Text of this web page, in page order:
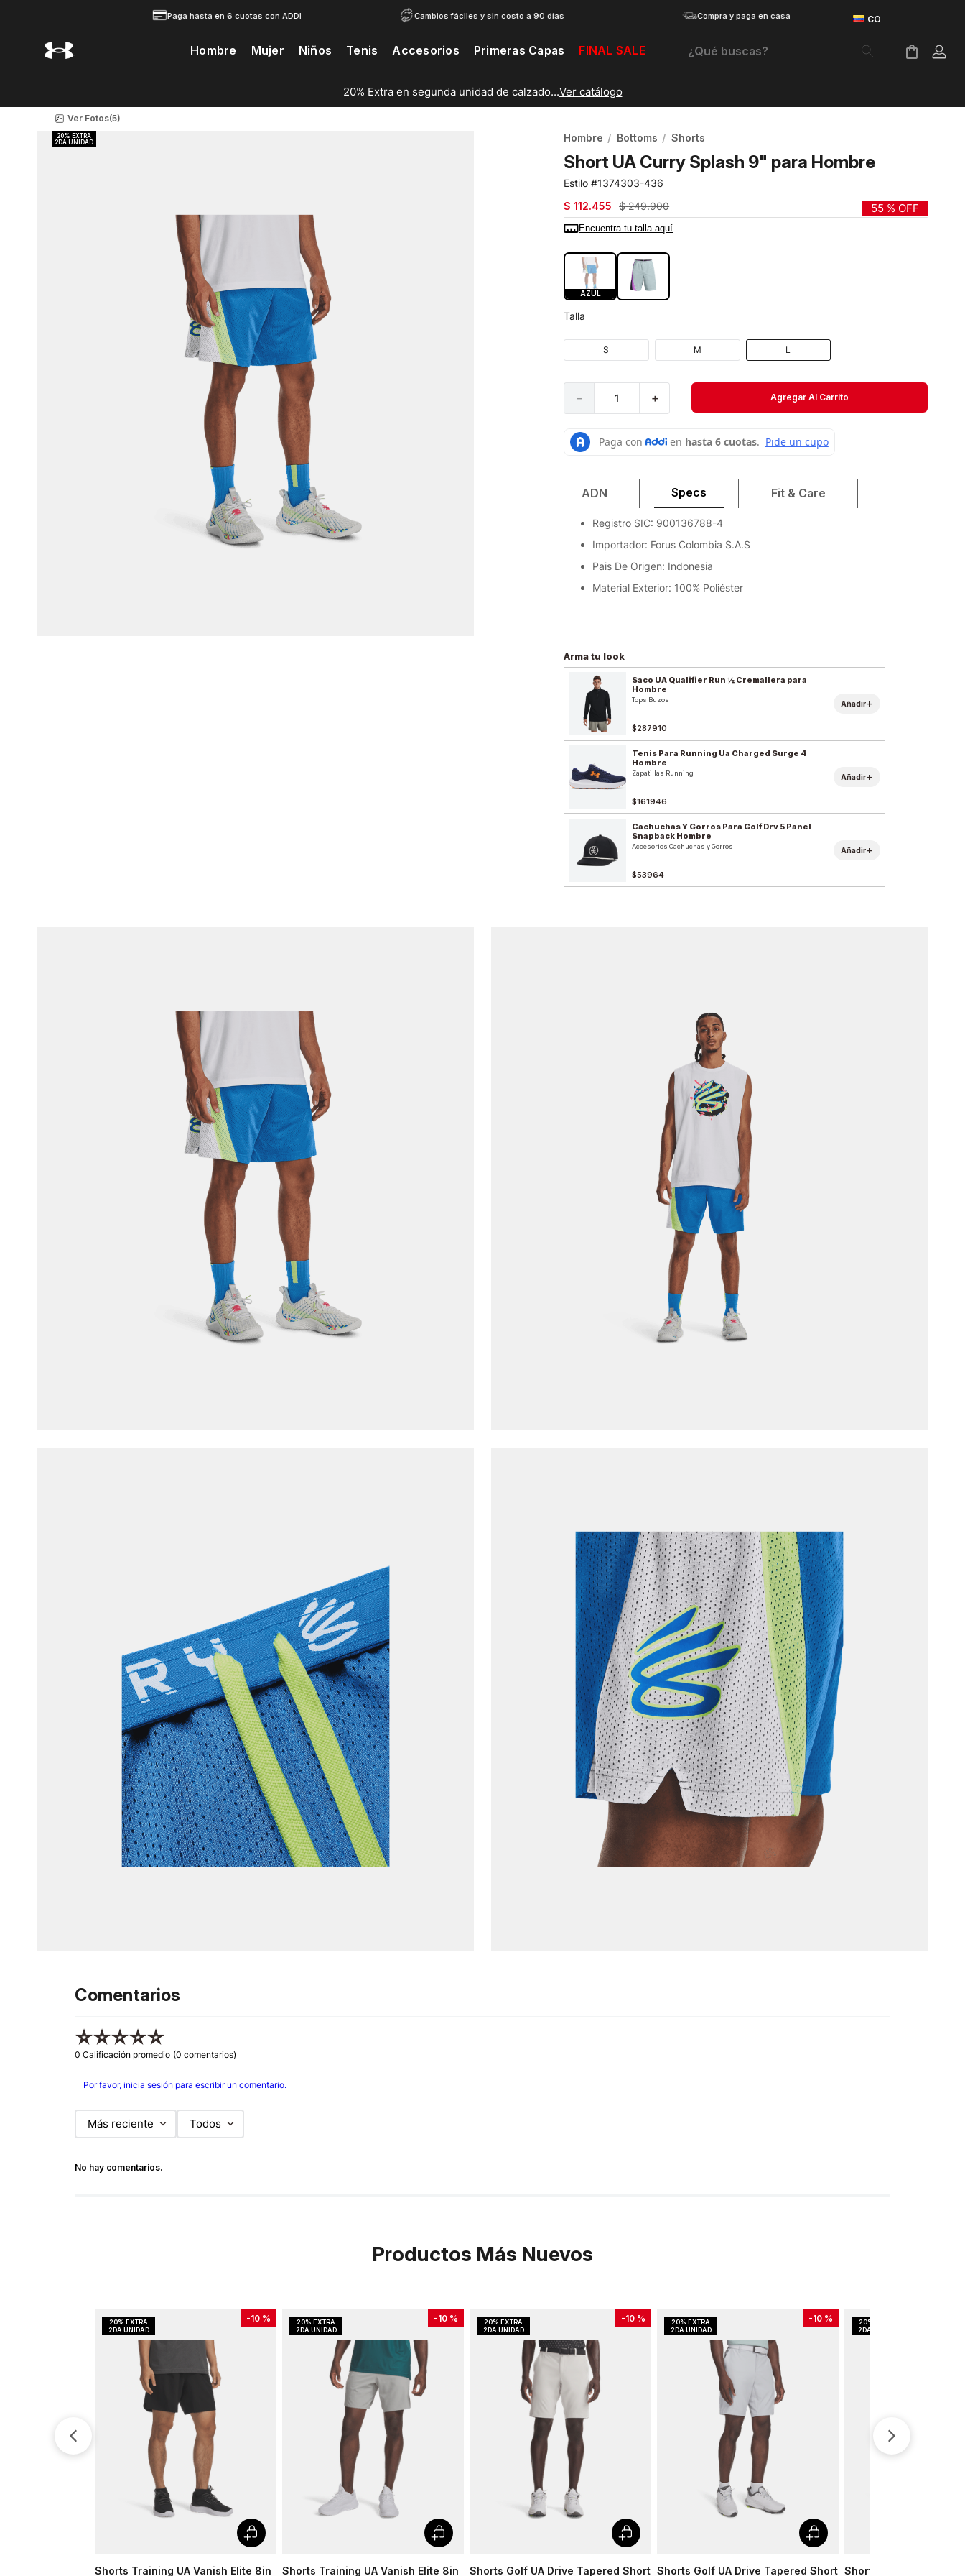
Paga hasta en 6 cuotas con ADDI Cambios fáciles y sin costo a 90 días Compra y paga en casa
Hombre Mujer Niños Tenis Accesorios Primeras Capas FINAL SALE ¿Qué buscas?
20% Extra en segunda unidad de calzado...Ver catálogo
Ver Fotos(5)
Hombre Bottoms Shorts
Short UA Curry Splash 9" para Hombre
1374303-436
$ 112.455 $ 249.900 55 % OFF
Encuentra tu talla aquí
AZUL
Talla
S M L
＋
－ Agregar Al Carrito
ADN Specs Fit & Care
Registro SIC: 900136788-4
Importador: Forus Colombia S.A.S
Pais De Origen: Indonesia
Material Exterior: 100% Poliéster
Arma tu look
Saco UA Qualifier Run ½ Cremallera para
Hombre
Tops Buzos
$287910
Añadir+
Tenis Para Running Ua Charged Surge 4
Hombre
Zapatillas Running
$161946
Añadir+
Cachuchas Y Gorros Para Golf Drv 5 Panel
Snapback Hombre
Accesorios Cachuchas y Gorros
$53964
Añadir+
Comentarios
☆☆☆☆☆
0 Calificación promedio (0 comentarios)
Por favor, inicia sesión para escribir un comentario.
Más reciente Todos
No hay comentarios.
Productos Más Nuevos
-10 %
Shorts Training UA Vanish Elite 8in
-10 %
Shorts Training UA Vanish Elite 8in
-10 %
Shorts Golf UA Drive Tapered Short
-10 %
Shorts Golf UA Drive Tapered Short Shorts Training UA
Botas
Tenis Mujer
Tenis Hombre
Medias
Short